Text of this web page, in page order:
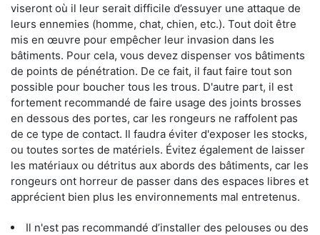
viseront où il leur serait difficile d’essuyer une attaque de
leurs ennemies (homme, chat, chien, etc.). Tout doit être
mis en œuvre pour empêcher leur invasion dans les
bâtiments. Pour cela, vous devez dispenser vos bâtiments
de points de pénétration. De ce fait, il faut faire tout son
possible pour boucher tous les trous. D'autre part, il est
fortement recommandé de faire usage des joints brosses
en dessous des portes, car les rongeurs ne raffolent pas
de ce type de contact. Il faudra éviter d'exposer les stocks,
ou toutes sortes de matériels. Évitez également de laisser
les matériaux ou détritus aux abords des bâtiments, car les
rongeurs ont horreur de passer dans des espaces libres et
apprécient bien plus les environnements mal entretenus.
Il n'est pas recommandé d’installer des pelouses ou des